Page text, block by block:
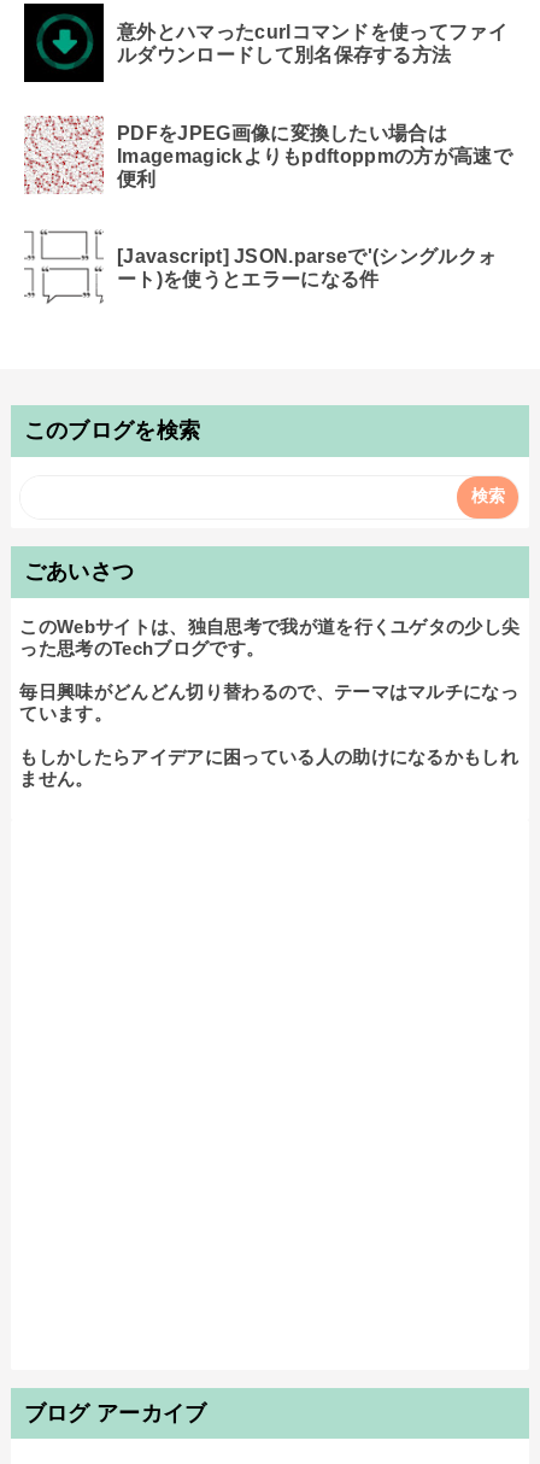
意外とハマったcurlコマンドを使ってファイ
ルダウンロードして別名保存する方法
PDFをJPEG画像に変換したい場合は
Imagemagickよりもpdftoppmの方が高速で
便利
[Javascript] JSON.parseで'(シングルクォ
ート)を使うとエラーになる件
このブログを検索
ごあいさつ
このWebサイトは、独自思考で我が道を行くユゲタの少し尖
った思考のTechブログです。
毎日興味がどんどん切り替わるので、テーマはマルチになっ
ています。
もしかしたらアイデアに困っている人の助けになるかもしれ
ません。
ブログ アーカイブ